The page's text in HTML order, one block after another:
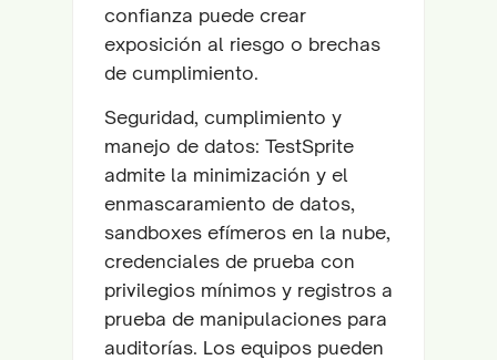
confianza puede crear
exposición al riesgo o brechas
de cumplimiento.
Seguridad, cumplimiento y
manejo de datos: TestSprite
admite la minimización y el
enmascaramiento de datos,
sandboxes efímeros en la nube,
credenciales de prueba con
privilegios mínimos y registros a
prueba de manipulaciones para
auditorías. Los equipos pueden